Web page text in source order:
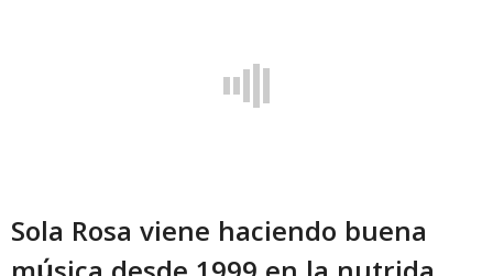
Sola Rosa viene haciendo buena